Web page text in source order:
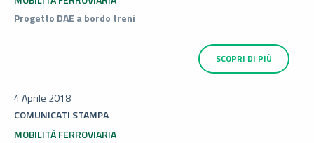
Progetto DAE a bordo treni
SCOPRI DI PIÙ
4 Aprile 2018
COMUNICATI STAMPA
MOBILITÀ FERROVIARIA